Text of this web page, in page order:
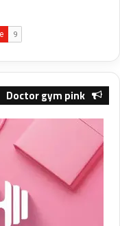
Doctor gym pink